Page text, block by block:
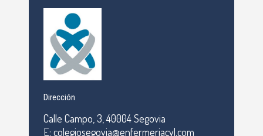
Dirección
Calle Campo, 3, 40004 Segovia
E: colegiosegovia@enfermeriacyl.com